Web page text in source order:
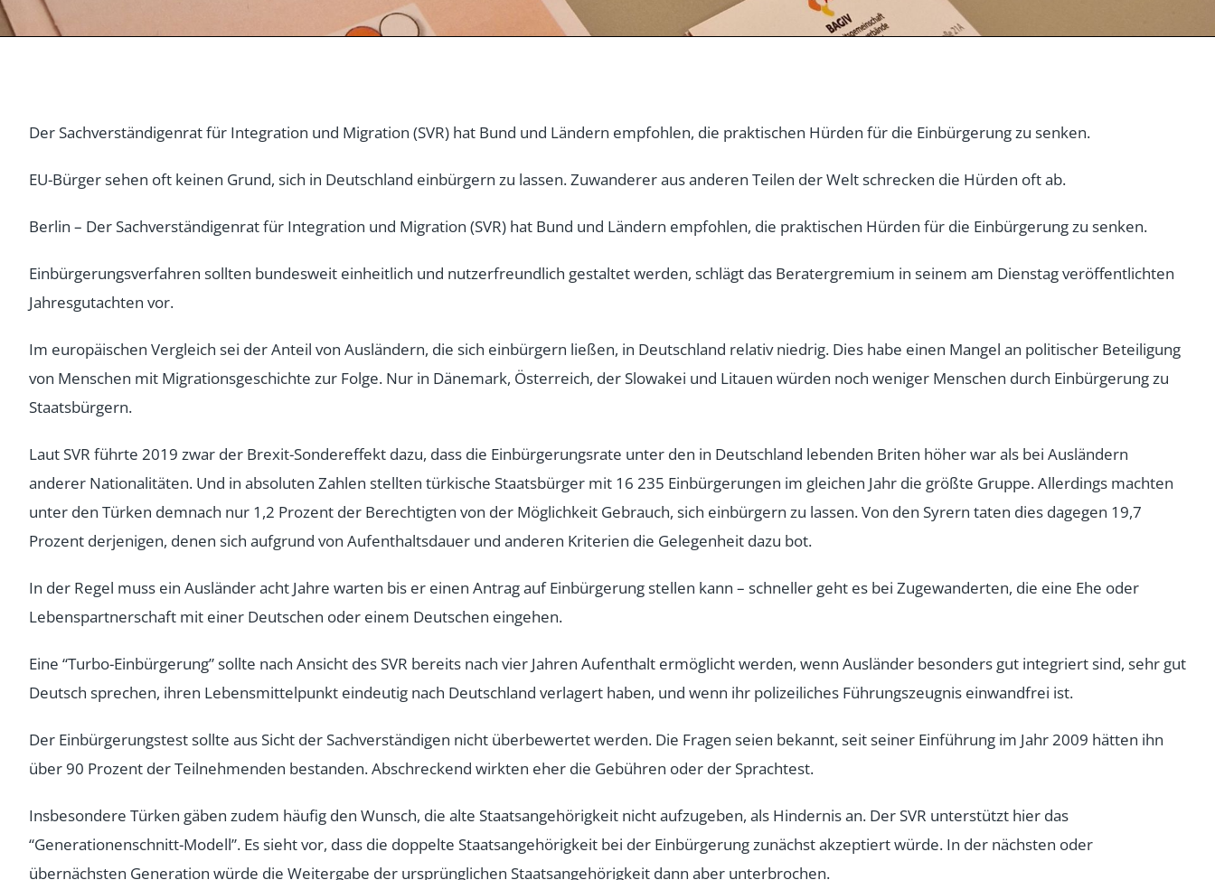
Der Sachverständigenrat für Integration und Migration (SVR) hat Bund und Ländern empfohlen, die praktischen Hürden für die Einbürgerung zu senken.
EU-Bürger sehen oft keinen Grund, sich in Deutschland einbürgern zu lassen. Zuwanderer aus anderen Teilen der Welt schrecken die Hürden oft ab.
Berlin – Der Sachverständigenrat für Integration und Migration (SVR) hat Bund und Ländern empfohlen, die praktischen Hürden für die Einbürgerung zu senken.
Einbürgerungsverfahren sollten bundesweit einheitlich und nutzerfreundlich gestaltet werden, schlägt das Beratergremium in seinem am Dienstag veröffentlichten
Jahresgutachten vor.
Im europäischen Vergleich sei der Anteil von Ausländern, die sich einbürgern ließen, in Deutschland relativ niedrig. Dies habe einen Mangel an politischer Beteiligung
von Menschen mit Migrationsgeschichte zur Folge. Nur in Dänemark, Österreich, der Slowakei und Litauen würden noch weniger Menschen durch Einbürgerung zu
Staatsbürgern.
Laut SVR führte 2019 zwar der Brexit-Sondereffekt dazu, dass die Einbürgerungsrate unter den in Deutschland lebenden Briten höher war als bei Ausländern
anderer Nationalitäten. Und in absoluten Zahlen stellten türkische Staatsbürger mit 16 235 Einbürgerungen im gleichen Jahr die größte Gruppe. Allerdings machten
unter den Türken demnach nur 1,2 Prozent der Berechtigten von der Möglichkeit Gebrauch, sich einbürgern zu lassen. Von den Syrern taten dies dagegen 19,7
Prozent derjenigen, denen sich aufgrund von Aufenthaltsdauer und anderen Kriterien die Gelegenheit dazu bot.
In der Regel muss ein Ausländer acht Jahre warten bis er einen Antrag auf Einbürgerung stellen kann – schneller geht es bei Zugewanderten, die eine Ehe oder
Lebenspartnerschaft mit einer Deutschen oder einem Deutschen eingehen.
Eine “Turbo-Einbürgerung” sollte nach Ansicht des SVR bereits nach vier Jahren Aufenthalt ermöglicht werden, wenn Ausländer besonders gut integriert sind, sehr gut
Deutsch sprechen, ihren Lebensmittelpunkt eindeutig nach Deutschland verlagert haben, und wenn ihr polizeiliches Führungszeugnis einwandfrei ist.
Der Einbürgerungstest sollte aus Sicht der Sachverständigen nicht überbewertet werden. Die Fragen seien bekannt, seit seiner Einführung im Jahr 2009 hätten ihn
über 90 Prozent der Teilnehmenden bestanden. Abschreckend wirkten eher die Gebühren oder der Sprachtest.
Insbesondere Türken gäben zudem häufig den Wunsch, die alte Staatsangehörigkeit nicht aufzugeben, als Hindernis an. Der SVR unterstützt hier das
“Generationenschnitt-Modell”. Es sieht vor, dass die doppelte Staatsangehörigkeit bei der Einbürgerung zunächst akzeptiert würde. In der nächsten oder
übernächsten Generation würde die Weitergabe der ursprünglichen Staatsangehörigkeit dann aber unterbrochen.